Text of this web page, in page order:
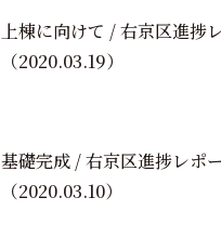
上棟に向けて / 右京区進捗
（2020.03.19）
基礎完成 / 右京区進捗レポ
（2020.03.10）